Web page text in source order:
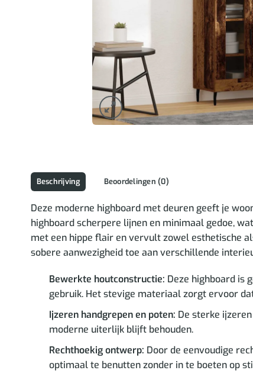
Beschrijving Beoordelingen (0)
Deze moderne highboard met deuren geeft je
highboard scherpere lijnen en minimaal gedoe,
met een hippe flair en vervult zowel esthetische
sobere aanwezigheid toe aan verschillende
Bewerkte houtconstructie: Deze highboard is
gebruik. Het stevige materiaal zorgt ervoor
Ijzeren handgrepen en poten: De sterke
moderne uiterlijk blijft behouden.
Rechthoekig ontwerp: Door de eenvoudige
optimaal te benutten zonder in te boeten op